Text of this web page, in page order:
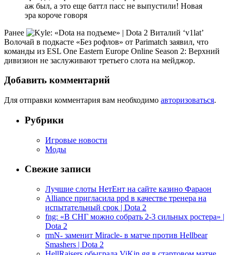
аж был, а это еще баттл пасс не выпустили! Новая
эра короче говоря
Ранее
Виталий ‘v1lat’
Волочай в подкасте «Без рофлов» от Parimatch заявил, что
команды из ESL One Eastern Europe Online Season 2: Верхний
дивизион не заслуживают третьего слота на мейджор.
Добавить комментарий
Для отправки комментария вам необходимо авторизоваться.
Рубрики
Игровые новости
Моды
Свежие записи
Лучшие слоты НетЕнт на сайте казино Фараон
Alliance пригласила ppd в качестве тренера на
испытательный срок | Dota 2
fng: «В СНГ можно собрать 2-3 сильных ростера» |
Dota 2
rmN- заменит Miracle- в матче против Hellbear
Smashers | Dota 2